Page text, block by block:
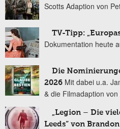
Scotts Adaption von
TV-Tipp:
Dokumentation heute
Die
2026 Mit dabei u.a.
& die Filmadaption von
„Legion – Die
Leeds“ von